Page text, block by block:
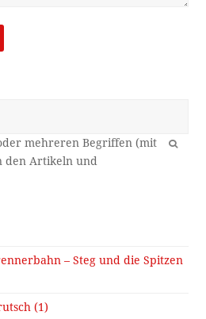
OK
– Steg und die Spitzen
(1)